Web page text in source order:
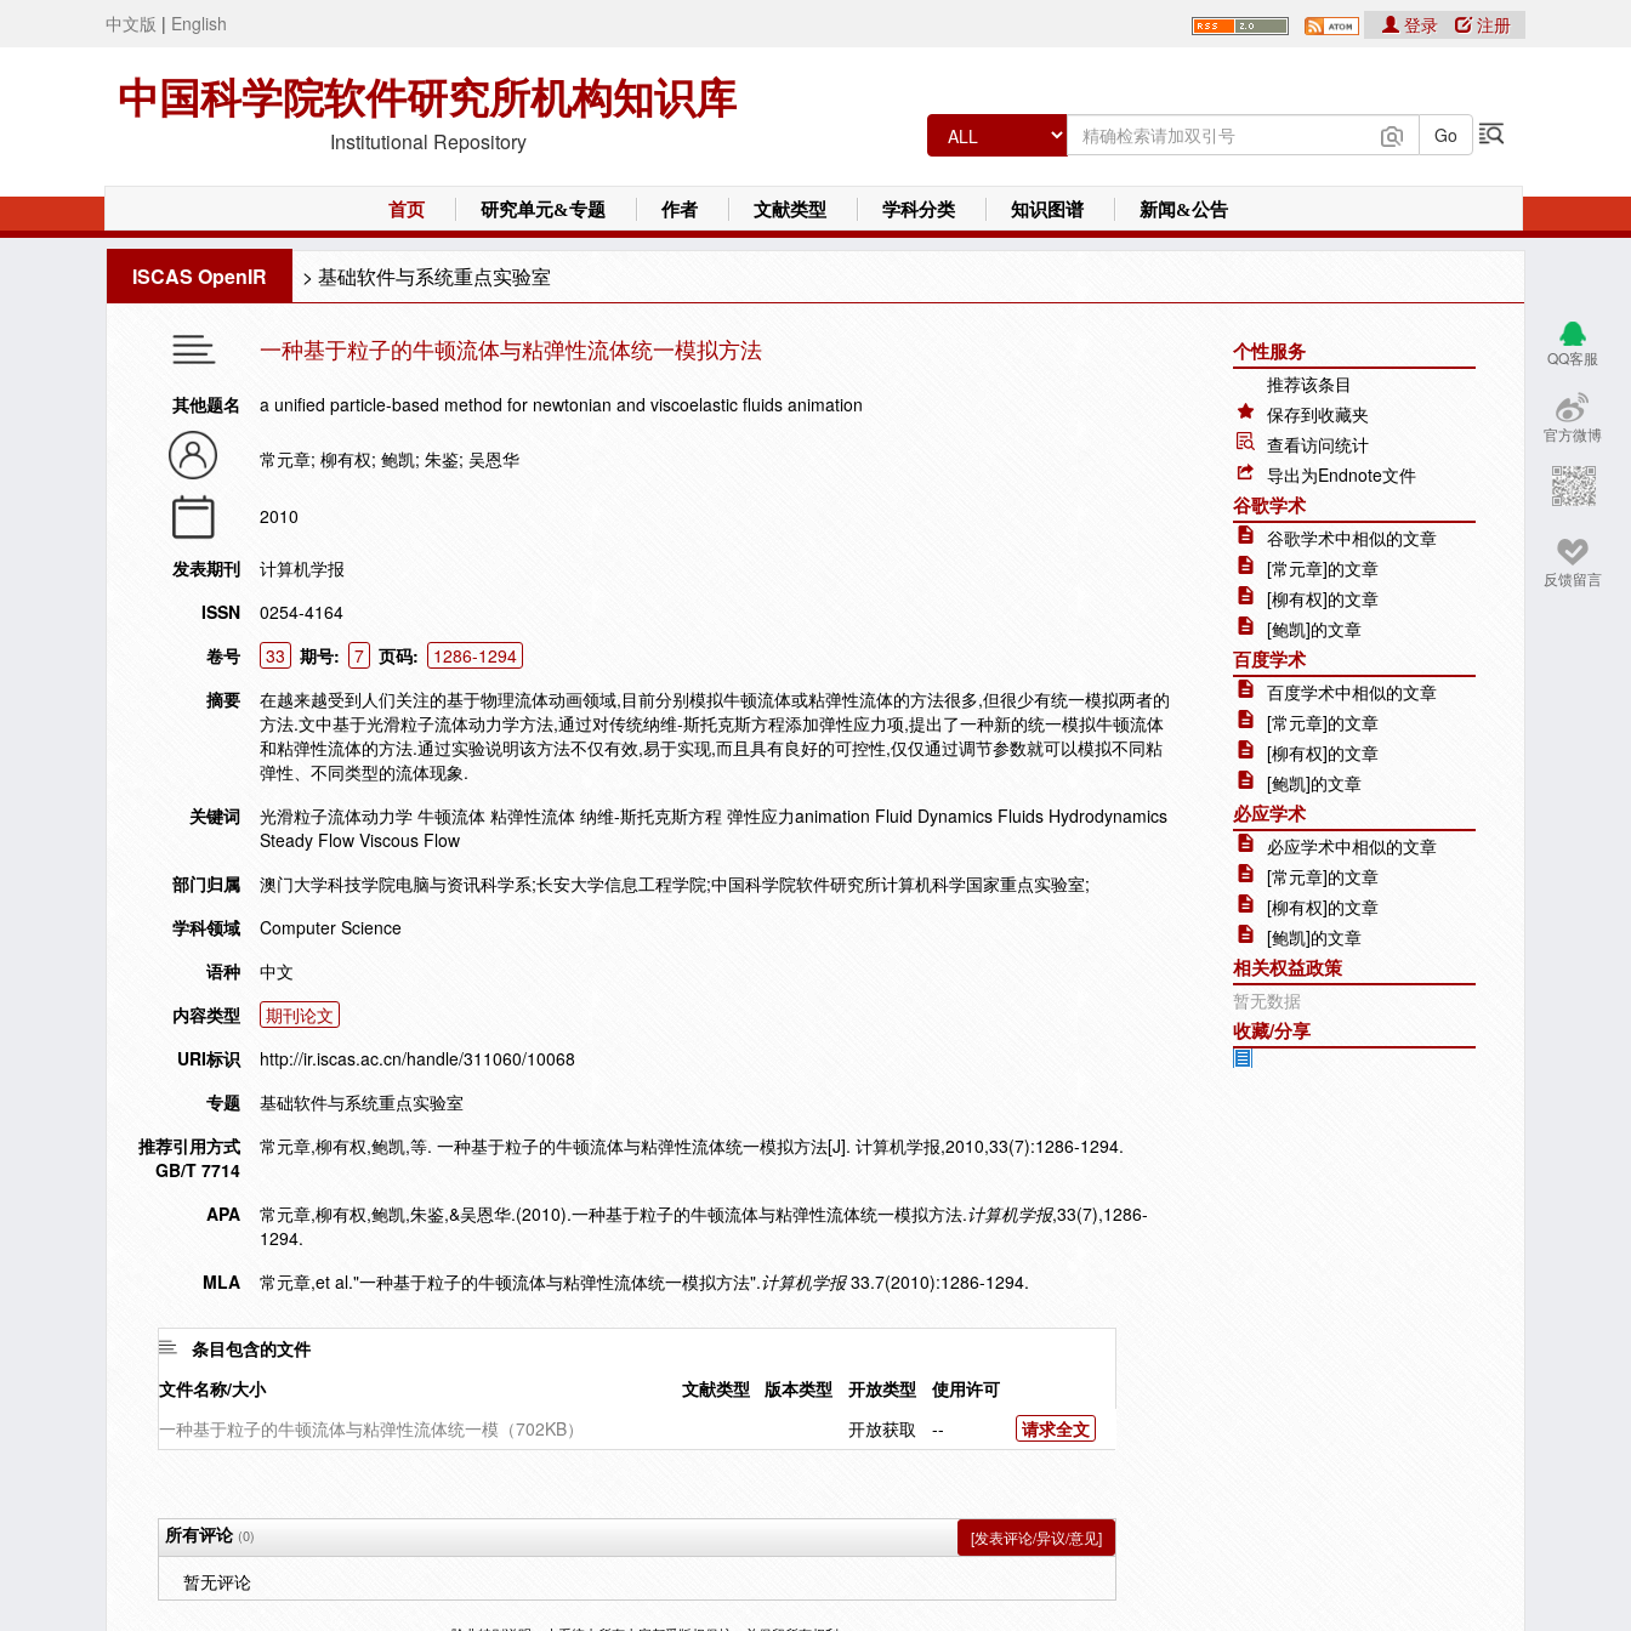
中文版 | English
中国科学院软件研究所机构知识库
Institutional Repository
登录 注册
首页 研究单元&专题 作者 文献类型 学科分类 知识图谱 新闻&公告
ISCAS OpenIR > 基础软件与系统重点实验室
QQ客服
官方微博
反馈留言
一种基于粒子的牛顿流体与粘弹性流体统一模拟方法
其他题名 a unified particle-based method for newtonian and viscoelastic fluids animation
常元章; 柳有权; 鲍凯; 朱鉴; 吴恩华
2010
发表期刊
计算机学报
ISSN
0254-4164
卷号
33 期号: 7 页码:
1286-1294
摘要
在越来越受到人们关注的基于物理流体动画领域,目前分别模拟牛顿流体或粘弹性流体的方法很多,但很少有统一模拟两者的
方法.文中基于光滑粒子流体动力学方法,通过对传统纳维-斯托克斯方程添加弹性应力项,提出了一种新的统一模拟牛顿流体
和粘弹性流体的方法.通过实验说明该方法不仅有效,易于实现,而且具有良好的可控性,仅仅通过调节参数就可以模拟不同粘
弹性、不同类型的流体现象.
关键词
光滑粒子流体动力学 牛顿流体 粘弹性流体 纳维-斯托克斯方程 弹性应力animation Fluid Dynamics Fluids Hydrodynamics
Steady Flow Viscous Flow
部门归属
澳门大学科技学院电脑与资讯科学系;长安大学信息工程学院;中国科学院软件研究所计算机科学国家重点实验室;
学科领域
Computer Science
语种
中文
内容类型
期刊论文
URI标识
http://ir.iscas.ac.cn/handle/311060/10068
专题
基础软件与系统重点实验室
推荐引用方式
GB/T 7714
常元章,柳有权,鲍凯,等. 一种基于粒子的牛顿流体与粘弹性流体统一模拟方法[J]. 计算机学报,2010,33(7):1286-1294.
APA 常元章,柳有权,鲍凯,朱鉴,&吴恩华.(2010).一种基于粒子的牛顿流体与粘弹性流体统一模拟方法.计算机学报,33(7),1286-
1294.
MLA
常元章,et al."一种基于粒子的牛顿流体与粘弹性流体统一模拟方法".计算机学报33.7(2010):1286-1294.
条目包含的文件
文件名称/大小
文献类型 版本类型 开放类型
使用许可
一种基于粒子的牛顿流体与粘弹性流体统一模（702KB）
开放获取 -- 请求全文
个性服务
推荐该条目
保存到收藏夹
查看访问统计
导出为Endnote文件
谷歌学术
谷歌学术中相似的文章
[常元章]的文章
[柳有权]的文章
[鲍凯]的文章
百度学术
百度学术中相似的文章
[常元章]的文章
[柳有权]的文章
[鲍凯]的文章
必应学术
必应学术中相似的文章
[常元章]的文章
[柳有权]的文章
[鲍凯]的文章
相关权益政策
暂无数据
收藏/分享
所有评论(0) [发表评论/异议/意见]
暂无评论